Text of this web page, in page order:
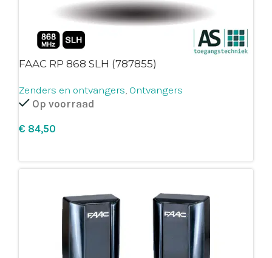
FAAC RP 868 SLH (787855)
Zenders en ontvangers, Ontvangers
Op voorraad
€